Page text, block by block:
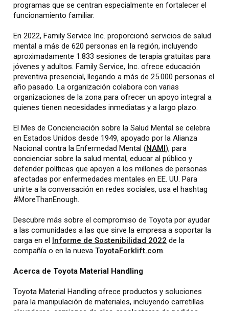
programas que se centran especialmente en fortalecer el
funcionamiento familiar.
En 2022, Family Service Inc. proporcionó servicios de salud
mental a más de 620 personas en la región, incluyendo
aproximadamente 1.833 sesiones de terapia gratuitas para
jóvenes y adultos. Family Service, Inc. ofrece educación
preventiva presencial, llegando a más de 25.000 personas el
año pasado. La organización colabora con varias
organizaciones de la zona para ofrecer un apoyo integral a
quienes tienen necesidades inmediatas y a largo plazo.
El Mes de Concienciación sobre la Salud Mental se celebra
en Estados Unidos desde 1949, apoyado por la Alianza
Nacional contra la Enfermedad Mental (NAMI), para
concienciar sobre la salud mental, educar al público y
defender políticas que apoyen a los millones de personas
afectadas por enfermedades mentales en EE. UU. Para
unirte a la conversación en redes sociales, usa el hashtag
#MoreThanEnough.
Descubre más sobre el compromiso de Toyota por ayudar
a las comunidades a las que sirve la empresa a soportar la
carga en el Informe de Sostenibilidad 2022 de la
compañía o en la nueva ToyotaForklift.com.
Acerca de Toyota Material Handling
Toyota Material Handling ofrece productos y soluciones
para la manipulación de materiales, incluyendo carretillas